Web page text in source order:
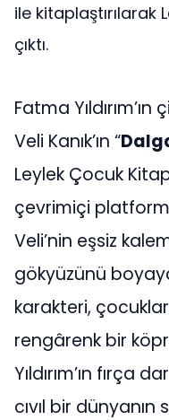
ile kitaplaştırılarak
çıktı.
Fatma
Veli Kanık’ın “
Leylek Çocuk
çevrimiçi
Veli’nin eşsiz
gökyüzünü
karakteri,
rengârenk bir
Yıldırım’ın fırça
cıvıl bir